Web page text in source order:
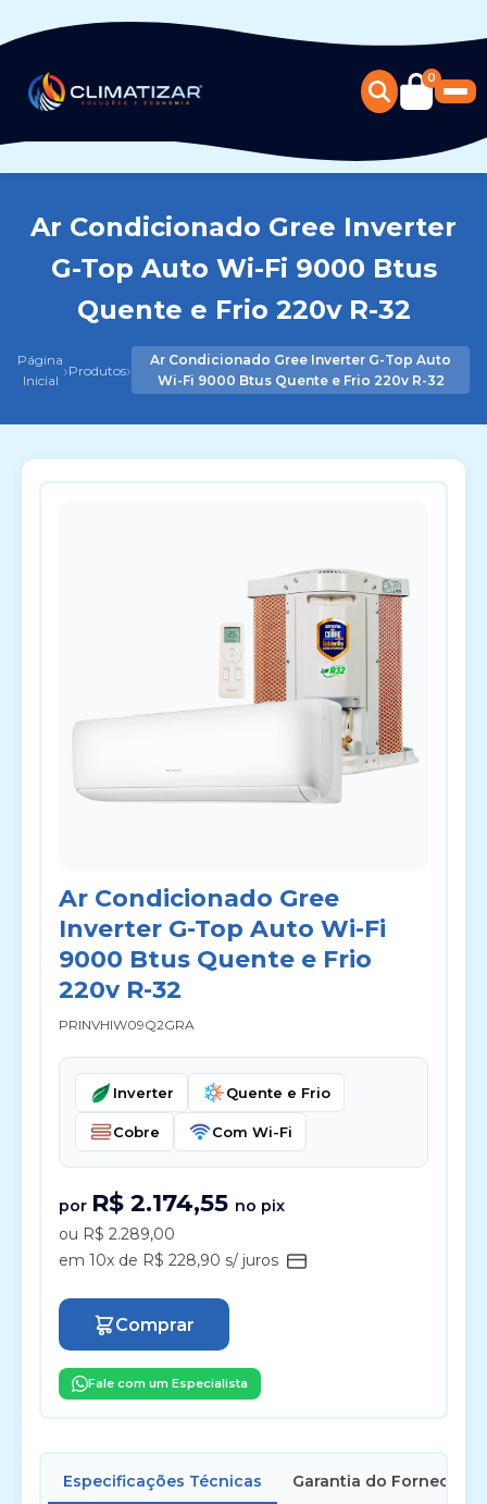
0
Ar Condicionado Gree Inverter
G-Top Auto Wi-Fi 9000 Btus
Quente e Frio 220v R-32
Página
Inicial ›Produtos›
Ar Condicionado Gree Inverter G-Top Auto
Wi-Fi 9000 Btus Quente e Frio 220v R-32
Ar Condicionado Gree
Inverter G-Top Auto Wi-Fi
9000 Btus Quente e Frio
220v R-32
PRINVHIW09Q2GRA
Inverter Quente e Frio
Cobre Com Wi-Fi
por R$ 2.174,55 no pix
ou R$ 2.289,00
em 10x de R$ 228,90 s/ juros
Comprar
Fale com um Especialista
Especificações Técnicas Garantia do Fornecedor